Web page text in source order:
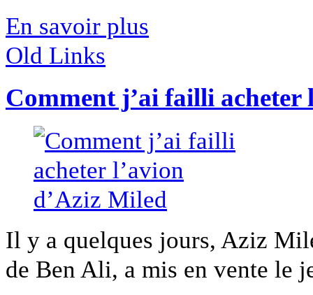
En savoir plus
Old Links
Comment j’ai failli acheter
Il y a quelques jours, Aziz
de Ben Ali, a mis en vente le